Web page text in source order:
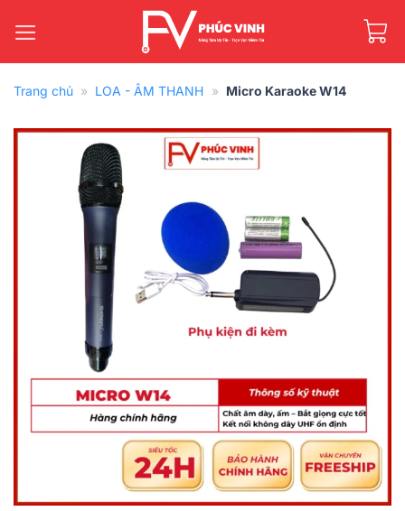
qua
Trang chủ » LOA - ÂM THANH » Micro Karaoke W14